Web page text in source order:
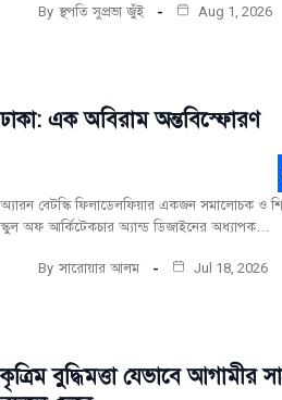
By স্থপতি সুপ্রভা জুঁই Aug 1, 2026
মূল
ঢাকা: এক অবিরাম অন্তবিস্ফোরণ
অ্যারন বেটস্কি ফিলাডেলফিয়ার একজন সমালোচক ও
স্কুল অফ আর্কিটেকচার অ্যান্ড ডিজাইনের অধ্যাপক…
By সারোয়ার আলম Jul 18, 2026
মূল
কৃত্রিম বুদ্ধিমত্তা যেভাবে আগামীর